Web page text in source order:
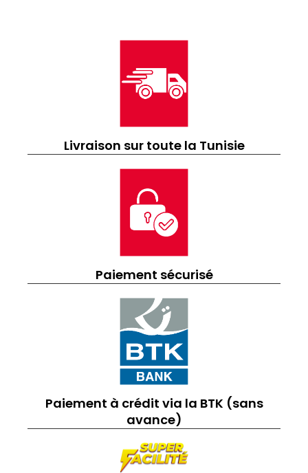
Livraison sur toute la Tunisie
Paiement sécurisé
Paiement à crédit via la BTK (sans
avance)